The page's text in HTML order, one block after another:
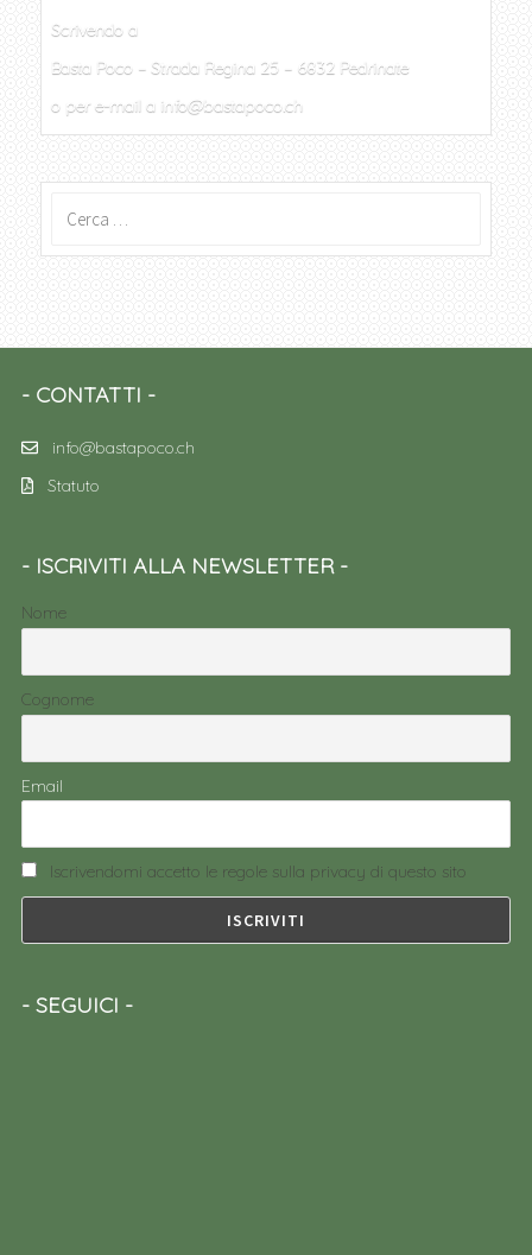
Scrivendo a
Basta Poco – Strada Regina 25 – 6832 Pedrinate
o per e-mail a info@bastapoco.ch
CONTATTI
info@bastapoco.ch
Statuto
ISCRIVITI ALLA NEWSLETTER
Nome
Cognome
Email
Iscrivendomi accetto le regole sulla privacy di questo sito
SEGUICI